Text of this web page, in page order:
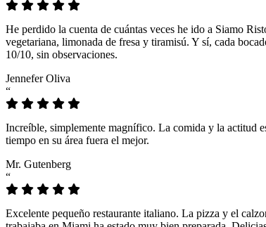
He perdido la cuenta de cuántas veces he ido a Siamo
vegetariana, limonada de fresa y tiramisú. Y sí, cada
10/10, sin observaciones.
Jennefer Oliva
“
Increíble, simplemente magnífico. La comida y la actitud
tiempo en su área fuera el mejor.
Mr. Gutenberg
“
Excelente pequeño restaurante italiano. La pizza y el